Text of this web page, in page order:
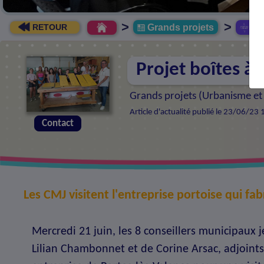
RETOUR > Grands projets >
Projet boîtes à
Grands projets (Urbanisme
Article d'actualité publié le 23/06/23
Contact
Les CMJ visitent l'entreprise portoise qui
Mercredi 21 juin, les 8 conseillers municipaux
Lilian Chambonnet et de Corine Arsac,